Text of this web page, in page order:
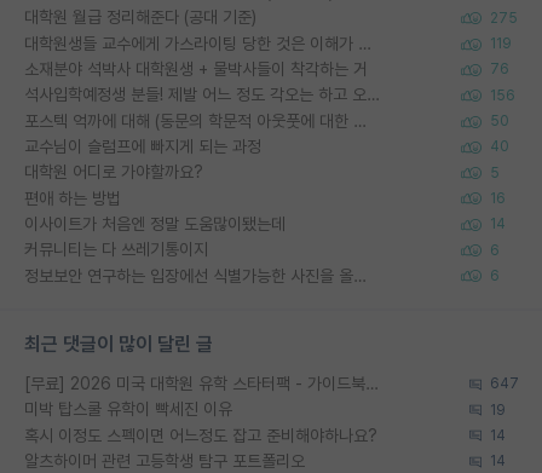
대학원 월급 정리해준다 (공대 기준) 275
대학원생들 교수에게 가스라이팅 당한 것은 이해가 갑니다. 안타깝네요. 119
소재분야 석박사 대학원생 + 물박사들이 착각하는 거 76
석사입학예정생 분들! 제발 어느 정도 각오는 하고 오세요. 156
포스텍 억까에 대해 (동문의 학문적 아웃풋에 대한 반박) 50
교수님이 슬럼프에 빠지게 되는 과정 40
대학원 어디로 가야할까요? 5
편애 하는 방법 16
이사이트가 처음엔 정말 도움많이됐는데 14
커뮤니티는 다 쓰레기통이지 6
정보보안 연구하는 입장에선 식별가능한 사진을 올리는건 비추이긴함 6
최근 댓글이 많이 달린 글
[무료] 2026 미국 대학원 유학 스타터팩 - 가이드북 & 합격자 컨택메일 템플릿 647
미박 탑스쿨 유학이 빡세진 이유 19
혹시 이정도 스펙이면 어느정도 잡고 준비해야하나요? 14
알츠하이머 관련 고등학생 탐구 포트폴리오 14